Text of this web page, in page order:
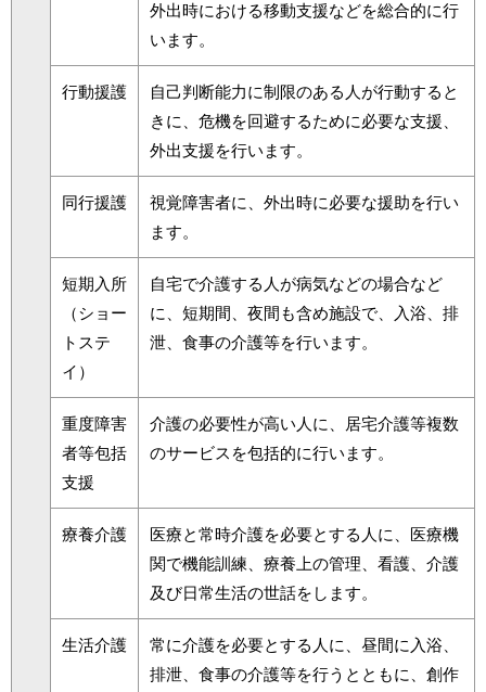
外出時における移動支援などを総合的に行
います。
行動援護
自己判断能力に制限のある人が行動すると
きに、危機を回避するために必要な支援、
外出支援を行います。
同行援護
視覚障害者に、外出時に必要な援助を行い
ます。
短期入所
（ショー
トステ
イ）
自宅で介護する人が病気などの場合など
に、短期間、夜間も含め施設で、入浴、排
泄、食事の介護等を行います。
重度障害
者等包括
支援
介護の必要性が高い人に、居宅介護等複数
のサービスを包括的に行います。
療養介護
医療と常時介護を必要とする人に、医療機
関で機能訓練、療養上の管理、看護、介護
及び日常生活の世話をします。
生活介護
常に介護を必要とする人に、昼間に入浴、
排泄、食事の介護等を行うとともに、創作